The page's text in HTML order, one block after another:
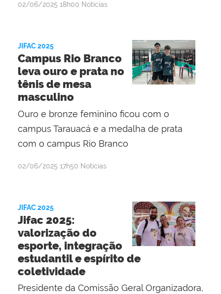
por
publicado
02/06/2025 18h00 Notícias
JIFAC 2025
Campus Rio Branco
leva ouro e prata no
tênis de mesa
masculino
Ouro e bronze feminino ficou com o
campus Tarauacá e a medalha de prata
com o campus Rio Branco
por
publicado
02/06/2025 17h50 Notícias
JIFAC 2025
Jifac 2025:
valorização do
esporte, integração
estudantil e espírito de
coletividade
Presidente da Comissão Geral Organizadora,